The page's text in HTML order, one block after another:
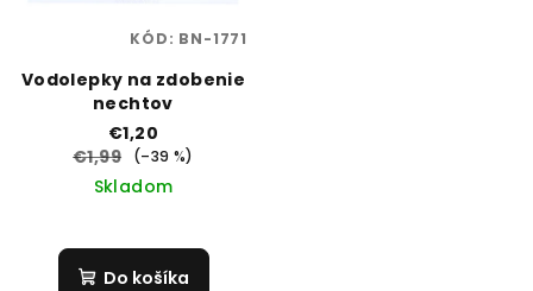
Vodolepky na zdobenie
nechtov
€1,20
€1,99
(–39 %)
Skladom
Do košíka
KÓD: BN-1771